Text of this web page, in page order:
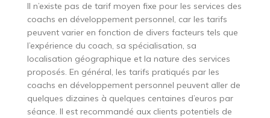
Il n’existe pas de tarif moyen fixe pour les services des
coachs en développement personnel, car les tarifs
peuvent varier en fonction de divers facteurs tels que
l’expérience du coach, sa spécialisation, sa
localisation géographique et la nature des services
proposés. En général, les tarifs pratiqués par les
coachs en développement personnel peuvent aller de
quelques dizaines à quelques centaines d’euros par
séance. Il est recommandé aux clients potentiels de